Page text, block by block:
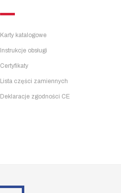
Karty katalogowe
Instrukcje obsługi
Certyfikaty
Lista części zamiennych
Deklaracje zgodności CE